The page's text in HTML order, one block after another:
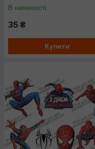
В наявності
35 ₴
Купити